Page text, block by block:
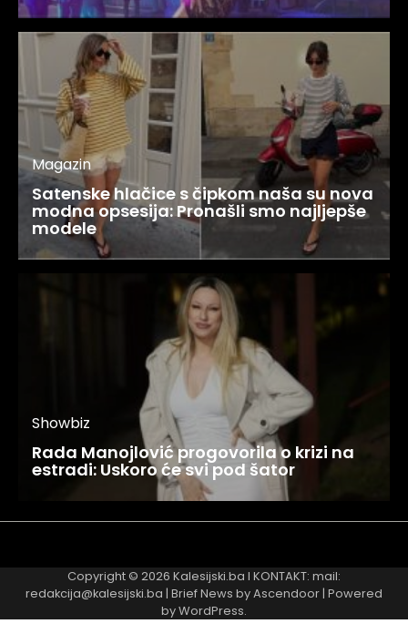
Magazin
Satenske hlačice s čipkom naša su nova
modna opsesija: Pronašli smo najljepše
modele
Showbiz
Rada Manojlović progovorila o krizi na
estradi: Uskoro će svi pod šator
Copyright © 2026 Kalesijski.ba I KONTAKT: mail:
redakcija@kalesijski.ba | Brief News byAscendoor | Powered
byWordPress.